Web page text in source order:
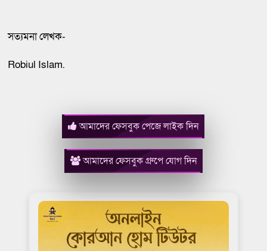
সত্যমনা লেখক-
Robiul Islam.
আমাদের ফেসবুক পেজে লাইক দিন
আমাদের ফেসবুক গ্রুপে যোগ দিন